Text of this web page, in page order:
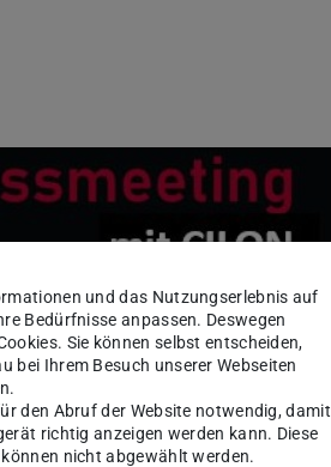
und das Nutzungserlebnis auf
Bedürfnisse anpassen. Deswegen
Sie können selbst entscheiden,
bei Ihrem Besuch unserer Webseiten
den Abruf der Website notwendig, damit
richtig anzeigen werden kann. Diese
nicht abgewählt werden.